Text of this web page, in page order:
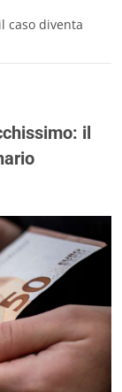
caso diventa
il